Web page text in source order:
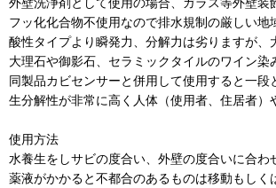
フッ化化合物不使用なので排水規制の厳しい地
酸性タイプより瞬発力、分解力は劣りますが、
大理石や御影石、セラミックタイルのワイン
同製品カビセンサーと併用して使用すると一段
生分解性が非常に高く人体（使用者、住居者）
使用方法
水養生をしサビの度合い、外壁の度合いに合わ
薬液がかかると不都合のあるものは移動もしく